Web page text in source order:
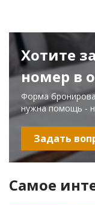
Хотите
номер в
Форма
нужна помощь -
Задать
Самое